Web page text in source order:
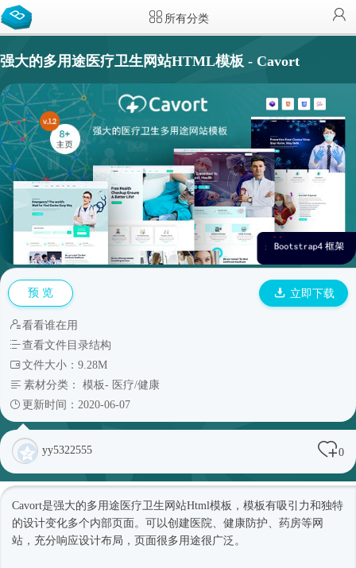
所有分类
强大的多用途医疗卫生网站HTML模板 - Cavort
预 览 立即下载
看看谁在用
查看文件目录结构
文件大小：9.28M
素材分类： 模板- 医疗/健康
更新时间：2020-06-07
yy5322555 0
Cavort是强大的多用途医疗卫生网站Html模板 ，模板有吸引力和独特
的设计变化多个内部页面。可以创建医院、健康防护、药房等网
站，充分响应设计布局，页面很多用途很广泛。